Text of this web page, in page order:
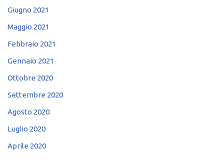
Giugno 2021
Maggio 2021
Febbraio 2021
Gennaio 2021
Ottobre 2020
Settembre 2020
Agosto 2020
Luglio 2020
Aprile 2020